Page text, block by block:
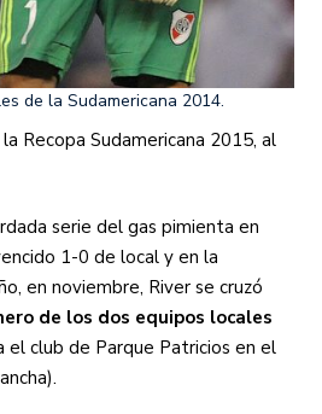
de la Sudamericana 2014.
Recopa Sudamericana 2015, al
serie del gas pimienta en
1-0 de local y en la
en noviembre, River se cruzó
de los dos equipos locales
el club de Parque Patricios en el